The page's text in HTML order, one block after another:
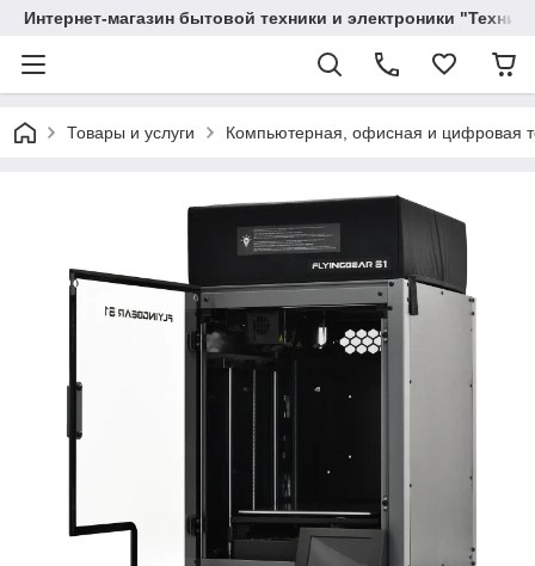
Интернет-магазин бытовой техники и электроники
Товары и услуги Компьютерная, офисная и цифровая